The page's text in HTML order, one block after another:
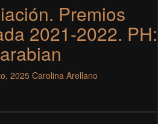
Premios
2021-2022. PH:
2025 Carolina Arellano